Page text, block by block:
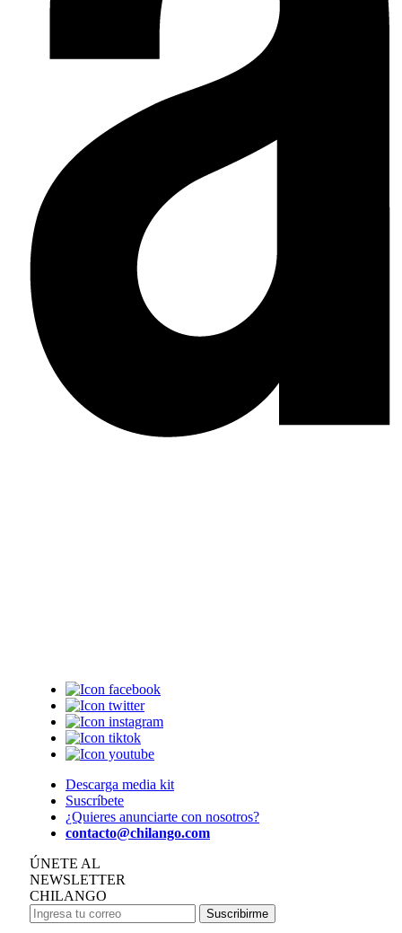
Descarga media kit
Suscríbete
¿Quieres anunciarte con nosotros?
contacto@chilango.com
ÚNETE AL
NEWSLETTER
CHILANGO
Suscribirme